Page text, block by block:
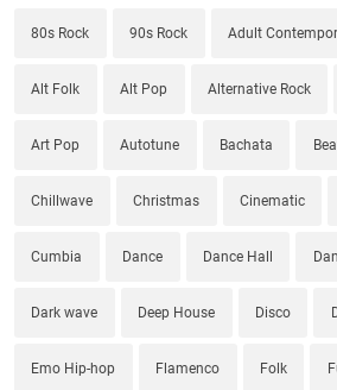
80s Rock 90s Rock Adult
Alt Folk Alt Pop Alternative Rock
Art Pop Autotune Bachata
Chillwave Christmas Cinematic
Cumbia Dance Dance Hall
Dark wave Deep House Disco
Emo Hip-hop Flamenco Folk